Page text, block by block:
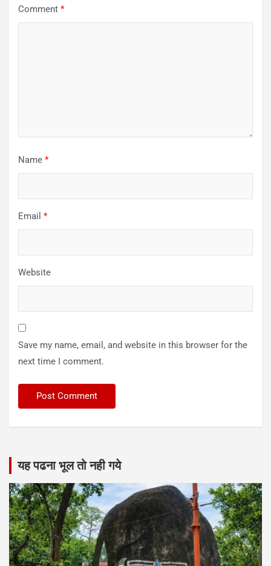
Comment *
Name *
Email *
Website
Save my name, email, and website in this browser for the
next time I comment.
यह पढना भूल तो नही गये